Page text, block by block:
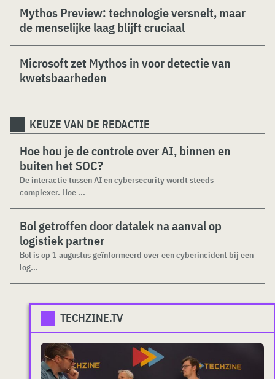
Mythos Preview: technologie versnelt, maar
de menselijke laag blijft cruciaal
Microsoft zet Mythos in voor detectie van
kwetsbaarheden
KEUZE VAN DE REDACTIE
Hoe hou je de controle over AI, binnen en
buiten het SOC?
De interactie tussen AI en cybersecurity wordt steeds
complexer. Hoe ...
Bol getroffen door datalek na aanval op
logistiek partner
Bol is op 1 augustus geïnformeerd over een cyberincident bij een
log...
TECHZINE.TV